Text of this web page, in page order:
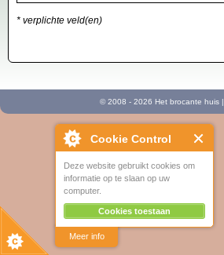
Cookie Control
Deze website gebruikt cookies om
informatie op te slaan op uw
computer.
Cookies toestaan
Meer info
* verplichte veld(en)
© 2008 - 2026 Het brocante huis |